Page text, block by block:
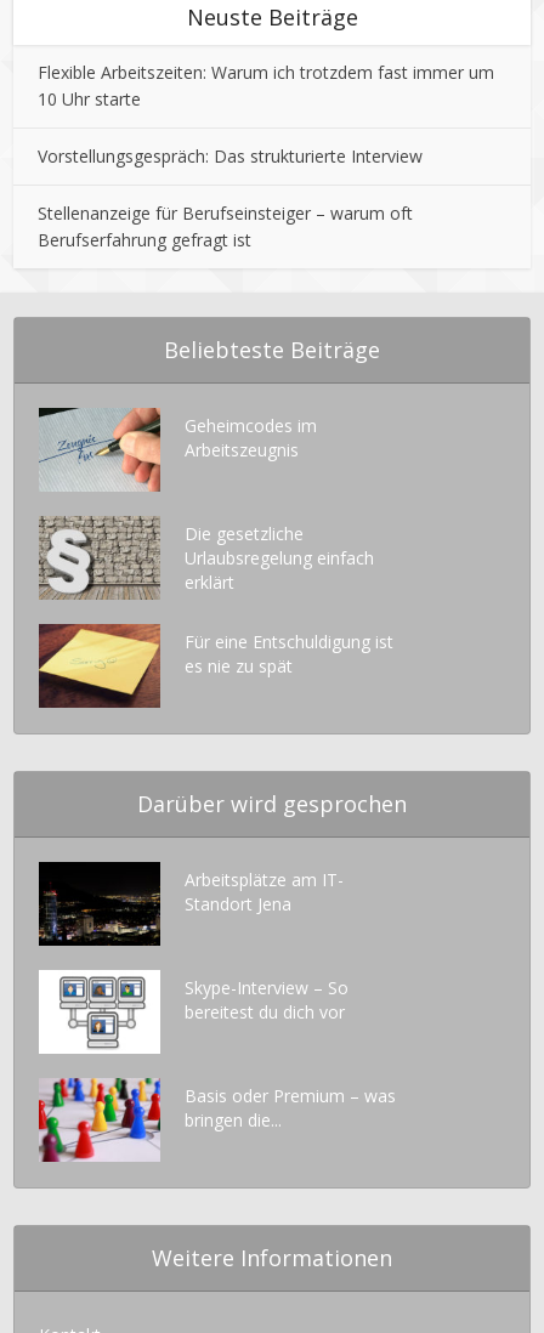
Neuste Beiträge
Flexible Arbeitszeiten: Warum ich trotzdem fast immer um
10 Uhr starte
Vorstellungsgespräch: Das strukturierte Interview
Stellenanzeige für Berufseinsteiger – warum oft
Berufserfahrung gefragt ist
Beliebteste Beiträge
Geheimcodes im
Arbeitszeugnis
Die gesetzliche
Urlaubsregelung einfach
erklärt
Für eine Entschuldigung ist
es nie zu spät
Darüber wird gesprochen
Arbeitsplätze am IT-
Standort Jena
Skype-Interview – So
bereitest du dich vor
Basis oder Premium – was
bringen die...
Weitere Informationen